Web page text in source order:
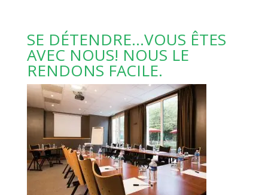
SE DÉTENDRE…VOUS ÊTES
AVEC NOUS! NOUS LE
RENDONS FACILE.